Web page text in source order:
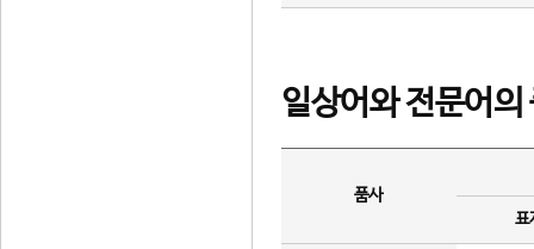
일상어와 전문어의
품사
표